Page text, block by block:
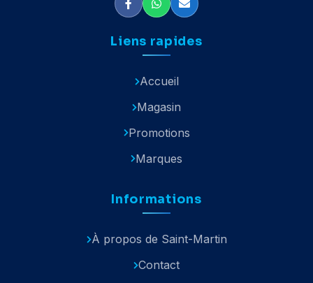
Liens rapides
Accueil
Magasin
Promotions
Marques
Informations
À propos de Saint-Martin
Contact